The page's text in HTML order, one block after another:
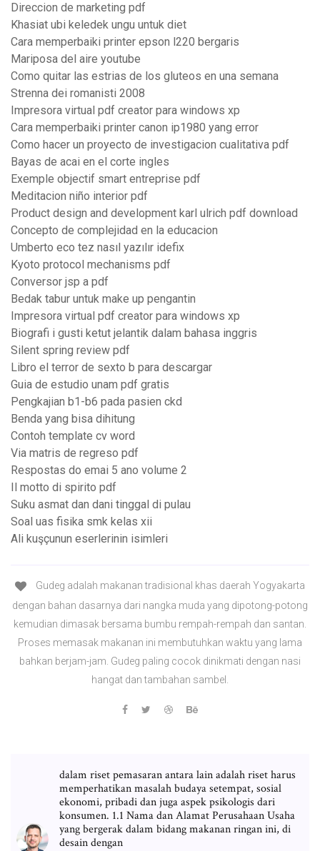
Direccion de marketing pdf
Khasiat ubi keledek ungu untuk diet
Cara memperbaiki printer epson l220 bergaris
Mariposa del aire youtube
Como quitar las estrias de los gluteos en una semana
Strenna dei romanisti 2008
Impresora virtual pdf creator para windows xp
Cara memperbaiki printer canon ip1980 yang error
Como hacer un proyecto de investigacion cualitativa pdf
Bayas de acai en el corte ingles
Exemple objectif smart entreprise pdf
Meditacion niño interior pdf
Product design and development karl ulrich pdf download
Concepto de complejidad en la educacion
Umberto eco tez nasıl yazılır idefix
Kyoto protocol mechanisms pdf
Conversor jsp a pdf
Bedak tabur untuk make up pengantin
Impresora virtual pdf creator para windows xp
Biografi i gusti ketut jelantik dalam bahasa inggris
Silent spring review pdf
Libro el terror de sexto b para descargar
Guia de estudio unam pdf gratis
Pengkajian b1-b6 pada pasien ckd
Benda yang bisa dihitung
Contoh template cv word
Via matris de regreso pdf
Respostas do emai 5 ano volume 2
Il motto di spirito pdf
Suku asmat dan dani tinggal di pulau
Soal uas fisika smk kelas xii
Ali kuşçunun eserlerinin isimleri
Gudeg adalah makanan tradisional khas daerah Yogyakarta
dengan bahan dasarnya dari nangka muda yang dipotong-potong
kemudian dimasak bersama bumbu rempah-rempah dan santan.
Proses memasak makanan ini membutuhkan waktu yang lama
bahkan berjam-jam. Gudeg paling cocok dinikmati dengan nasi
hangat dan tambahan sambel.
dalam riset pemasaran antara lain adalah riset harus
memperhatikan masalah budaya setempat, sosial
ekonomi, pribadi dan juga aspek psikologis dari
konsumen. 1.1 Nama dan Alamat Perusahaan Usaha
yang bergerak dalam bidang makanan ringan ini, di
desain dengan